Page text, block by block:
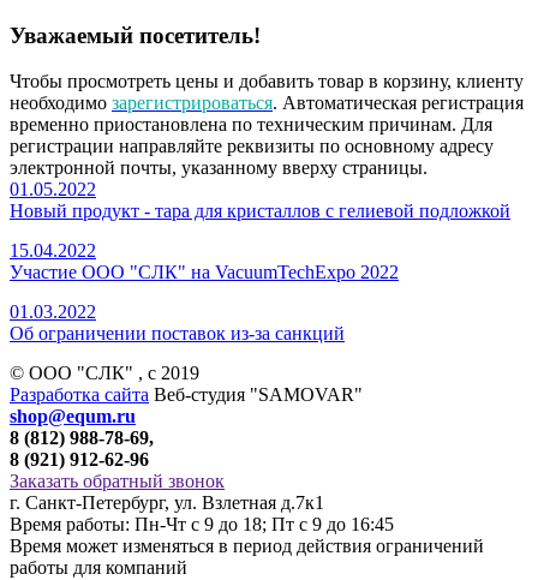
Уважаемый посетитель!
Чтобы просмотреть цены и добавить товар в корзину, клиенту
необходимо зарегистрироваться. Автоматическая регистрация
временно приостановлена по техническим причинам. Для
регистрации направляйте реквизиты по основному адресу
электронной почты, указанному вверху страницы.
01.05.2022
Новый продукт - тара для кристаллов с гелиевой подложкой
15.04.2022
Участие ООО "СЛК" на VacuumTechExpo 2022
01.03.2022
Об ограничении поставок из-за санкций
© ООО "СЛК" , c 2019
Разработка сайта Веб-студия "SAMOVAR"
shop@equm.ru
8 (812) 988-78-69,
8 (921) 912-62-96
Заказать обратный звонок
г. Санкт-Петербург, ул. Взлетная д.7к1
Время работы: Пн-Чт с 9 до 18; Пт с 9 до 16:45
Время может изменяться в период действия ограничений
работы для компаний